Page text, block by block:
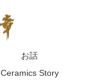
お話
Ceramics Story